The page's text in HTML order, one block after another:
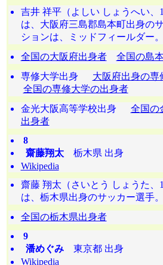
吉井 祥平（よしい しょうへい、
は、大阪府三島郡島本町出身の
ションは、ミッドフィールダー。
全国の大阪府出身者
全国の島
専修大学出身 大阪府出身の専
全国の専修大学の出身者
金光大阪高等学校出身 全国の
出身者
8
齋藤翔太栃木県 出身
Wikipedia
齋藤 翔太（さいとう しょうた、
は、栃木県出身のサッカー選手。
全国の栃木県出身者
9
潘めぐみ東京都 出身
Wikipedia